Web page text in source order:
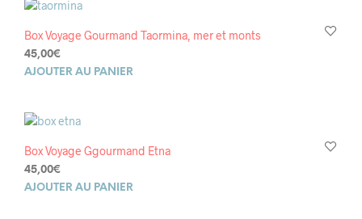
Box Voyage Gourmand Taormina, mer et monts
45,00€
AJOUTER AU PANIER
Box Voyage Ggourmand Etna
45,00€
AJOUTER AU PANIER